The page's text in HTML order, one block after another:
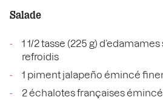
Salade
1 1/2 tasse (225 g)
refroidis
1 piment jalapeño émincé
2 échalotes françaises